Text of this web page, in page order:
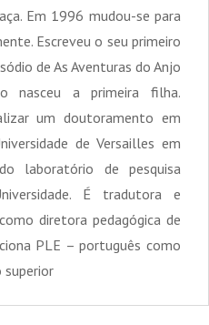
Em 1996 mudou-se para
Escreveu o seu primeiro
de As Aventuras do Anjo
nasceu a primeira filha.
um doutoramento em
de Versailles em
laboratório de pesquisa
É tradutora e
diretora pedagógica de
PLE – português como
superior